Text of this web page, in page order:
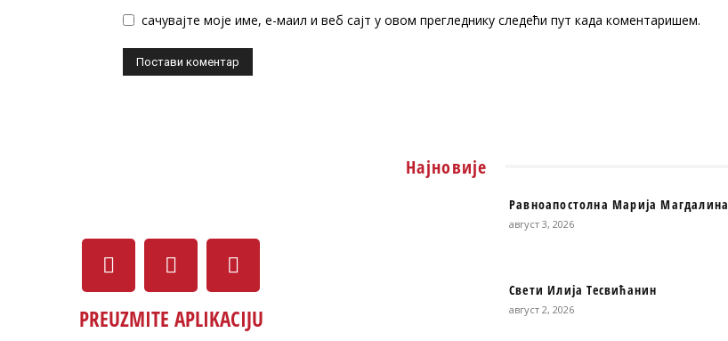
сачувајте моје име, е-маил и веб сајт у овом прегледнику следећи пут када коментаришем.
PREUZMITE APLIKACIJU
Најновије
Равноапостолна Марија Магдалина
август 3, 2026
Свети Илија Тесвићанин
август 2, 2026